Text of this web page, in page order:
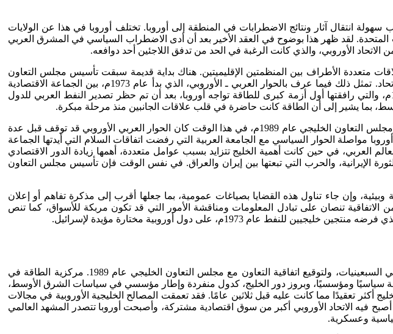
انتقال آثار ونتائج الاضطرابات في المنطقة إلى أوروبا. تختلف أوروبا في هذا عن الولايات
المتحدة. لقد ظهر هذا بوضوح في العقد الأخير بعد أن أدى الاضطراب السياسي في المشرق العربي
الأوروبي، والذي كانت الرغبة في الحد من تدفق اللاجئين أحد دوافعه.
علاقات متعددة الأطراف بين المنظمتين الإقليميتين. هناك بداية قديمة سبقت تأسيس مجلس التعاون
الخليجي، وسبقت كذلك وصول تجربة التكامل الأوروبي إلى طور النضوج، وانتقالها من تجمع اقتصادي إلى اتحاد. تمثل ذلك فيما عرف بالحوار العربي ـ الأوروبي، الذي بدأ عام 1973م، بين الجماعة الاقتصادية
الأوروبية والجامعة العربية. لقد تم إطلاق هذا الحوار في أعقاب الحرب العربية ـ الإسرائيلية في أكتوبر 1973م، والتي رافقتها أول أزمة كبرى للطاقة تواجه أوروبا، بعد أن تم حظر تصدير النفط العربي للدول
بما يشير إلى أن الطاقة كانت حاضرة في قلب علاقات الجانبين منذ مرحلة مبكرة.
المحطة التالية في العلاقات بين الجانبين تمثلت في اتفاق التعاون الموقع بين الجماعة الاقتصادية الأوروبية ومجلس التعاون الخليجي عام 1989م، في هذا الوقت كان الحوار العربي الأوروبي قد توقف قبل عدة
مواصلة الحوار السياسي مع الجامعة العربية التي رفضت اتفاقات السلام التي أيدتها الجماعة
العربي، في حين كانت أهمية الخليج تتزايد بسبب عوامل متعددة، أهمها زيادة الدور الاقتصادي
الإيرانية، والحرب التي تبعتها بين إيران والعراق. في نفس الوقت فإن تأسيس مجلس التعاون
وثقافية وتكنولوجية وبيئية، وإن جاء تناول هذه القضايا بصياغات عمومية، بما جعلها أقرب إلى مذكرة تفاهم أو إعلان
أما الجوانب الأكثر تحديدا التي وردت في الاتفاقية فنجدها تتعلق بقضايا الطاقة، فالمادتان 16، 17 من الاتفاقية تنصان على تبادل المعلومات ومناقشة الأمور التي قد تكون مربكة للأسواق، كما تنص
احتلت الطاقة إذن موقعًا مركزيًا بين العوامل التي دفعت الجانب الأوروبي للشروع في الحوار مع العرب في السبعينيات، ولتوقيع اتفاقية التعاون مع مجلس التعاون الخليجي عام 1989. مركزية الطاقة في
سياسيًا ومؤسسيًا، وبروز دور الخليج، كدول منفردة وإطار مؤسسي في سياسات الشرق الأوسط،
تعقيدًا مما كانت عليه قبل ثلاثين عامًا. فقد تعمقت المصالح الخليجية الأوروبية في مجالات
فيه الاتحاد الأوروبي أكبر من سوق اقتصادية مشتركة، وأصبحت أوروبا تتصدر المشهد العالمي
وعسكرية.